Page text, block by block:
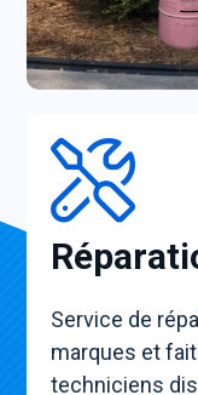
Service de
marques et
techniciens